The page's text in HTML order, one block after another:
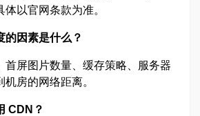
以官网条款为准。
的因素是什么？
首屏图片数量、缓存策略、服务器
房的网络距离。
CDN？